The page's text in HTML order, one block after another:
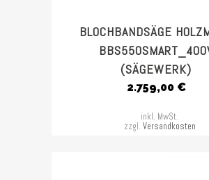
BLOCHBANDSÄGE
(SÄGEWERK)
2.759,00 €
inkl. MwSt.
zzgl. Versandkosten